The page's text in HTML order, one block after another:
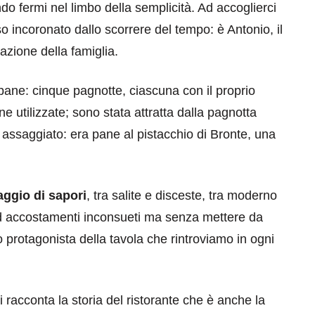
fermi nel limbo della semplicità. Ad accoglierci
incoronato dallo scorrere del tempo: è Antonio, il
della famiglia.
cinque pagnotte, ciascuna con il proprio
utilizzate; sono stata attratta dalla pagnotta
era pane al pistacchio di Bronte, una
di sapori, tra salite e disceste, tra moderno
inconsueti ma senza mettere da
della tavola che rintroviamo in ogni
la storia del ristorante che è anche la